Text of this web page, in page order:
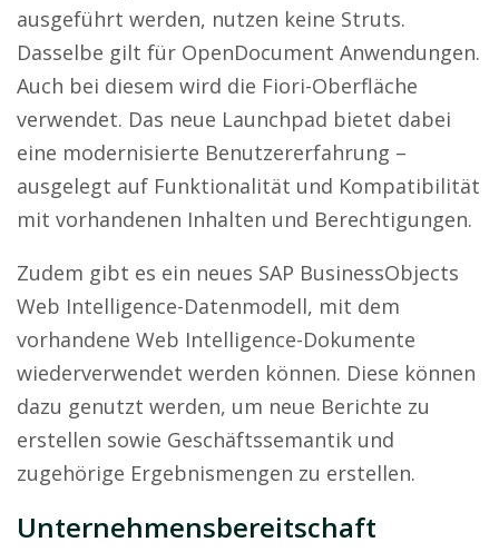
ausgeführt werden, nutzen keine Struts.
Dasselbe gilt für OpenDocument Anwendungen.
Auch bei diesem wird die Fiori-Oberfläche
verwendet. Das neue Launchpad bietet dabei
eine modernisierte Benutzererfahrung –
ausgelegt auf Funktionalität und Kompatibilität
mit vorhandenen Inhalten und Berechtigungen.
Zudem gibt es ein neues SAP BusinessObjects
Web Intelligence-Datenmodell, mit dem
vorhandene Web Intelligence-Dokumente
wiederverwendet werden können. Diese können
dazu genutzt werden, um neue Berichte zu
erstellen sowie Geschäftssemantik und
zugehörige Ergebnismengen zu erstellen.
Unternehmensbereitschaft